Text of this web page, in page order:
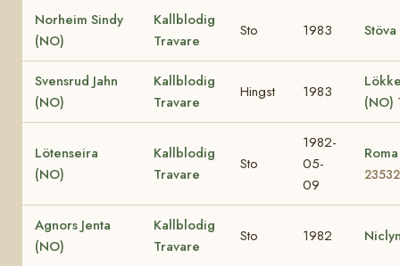
Norheim Sindy
(NO)
Kallblodig
Travare
Sto 1983
Svensrud Jahn
(NO)
Kallblodig
Travare
Hingst 1983
(NO)
Lötenseira
(NO)
Kallblodig
Travare
Sto
1982-
05-
09
23532
Agnors Jenta
(NO)
Kallblodig
Travare
Sto 1982